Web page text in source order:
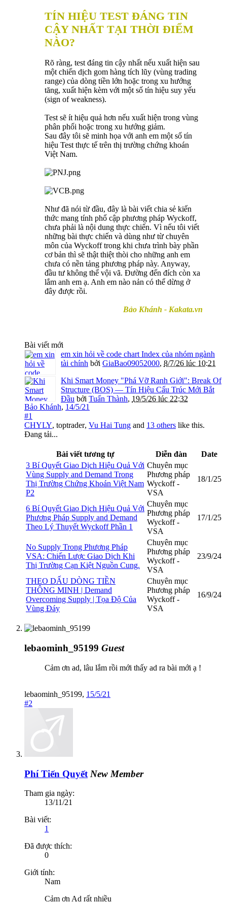
TÍN HIỆU TEST ĐÁNG TIN
CẬY NHẤT TẠI THỜI ĐIỂM
NÀO?
Rõ ràng, test đáng tin cậy nhất nếu xuất hiện sau
một chiến dịch gom hàng tích lũy (vùng trading
range) của dòng tiền lớn hoặc trong xu hướng
tăng, xuất hiện kèm với một số tín hiệu suy yếu
(sign of weakness).
Test sẽ ít hiệu quả hơn nếu xuất hiện trong vùng
phân phối hoặc trong xu hướng giảm.
Sau đây tôi sẽ minh họa với anh em một số tín
hiệu Test thực tế trên thị trường chứng khoán
Việt Nam.
Như đã nói từ đầu, đây là bài viết chia sẻ kiến
thức mang tính phổ cập phương pháp Wyckoff,
chưa phải là nội dung thực chiến. Vì nếu tôi viết
những bài thực chiến và dùng như từ chuyên
môn của Wyckoff trong khi chưa trình bày phần
cơ bản thì sẽ thật thiệt thòi cho những anh em
chưa có nền tảng phương pháp này. Anyway,
đầu tư không thể vội vã. Đường đến đích còn xa
lắm anh em ạ. Anh em nào nản có thể dừng ở
đây được rồi.
Bảo Khánh - Kakata.vn
Bài viết mới
em xin hỏi về code chart Index của nhóm ngành
tài chính bởi GiaBao09052000, 8/7/26 lúc 10:21
Khi Smart Money "Phá Vỡ Ranh Giới": Break Of
Structure (BOS) — Tín Hiệu Cấu Trúc Mới Bắt
Đầu bởi Tuấn Thành, 19/5/26 lúc 22:32
Bảo Khánh, 14/5/21
#1
CHYLY, toptrader, Vu Hai Tung and 13 others like this.
Đang tải...
Bài viết tương tự Diễn đàn
Date
3 Bí Quyết Giao Dịch Hiệu Quả Với
Vùng Supply and Demand Trong
Thị Trường Chứng Khoán Việt Nam
P2
Chuyên mục
Phương pháp
Wyckoff -
VSA
18/1/25
6 Bí Quyết Giao Dịch Hiệu Quả Với
Phương Pháp Supply and Demand
Theo Lý Thuyết Wyckoff Phần 1
Chuyên mục
Phương pháp
Wyckoff -
VSA
17/1/25
No Supply Trong Phương Pháp
VSA: Chiến Lược Giao Dịch Khi
Thị Trường Cạn Kiệt Nguồn Cung.
Chuyên mục
Phương pháp
Wyckoff -
VSA
23/9/24
THEO DẤU DÒNG TIỀN
THÔNG MINH | Demand
Overcoming Supply | Tọa Độ Của
Vùng Đáy
Chuyên mục
Phương pháp
Wyckoff -
VSA
16/9/24
lebaominh_95199 Guest
Cảm ơn ad, lâu lắm rồi mới thấy ad ra bài mới ạ !
lebaominh_95199, 15/5/21
#2
Phí Tiến Quyết New Member
Tham gia ngày:
13/11/21
Bài viết:
1
Đã được thích:
0
Giới tính:
Nam
Cảm ơn Ad rất nhiều